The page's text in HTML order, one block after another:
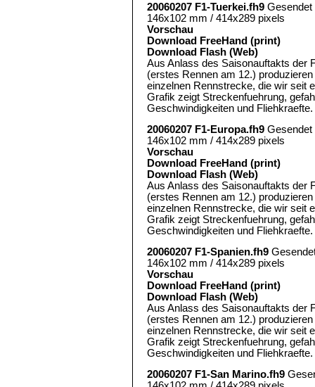
20060207 F1-Tuerkei.fh9 Gesendet
146x102 mm / 414x289 pixels
Vorschau
Download FreeHand (print)
Download Flash (Web)
Aus Anlass des Saisonauftakts der
(erstes Rennen am 12.)
einzelnen Rennstrecke, die wir seit
Grafik zeigt Streckenfuehrung,
Geschwindigkeiten und Fliehkraefte.
20060207 F1-Europa.fh9 Gesendet
146x102 mm / 414x289 pixels
Vorschau
Download FreeHand (print)
Download Flash (Web)
Aus Anlass des Saisonauftakts der
(erstes Rennen am 12.)
einzelnen Rennstrecke, die wir seit
Grafik zeigt Streckenfuehrung,
Geschwindigkeiten und Fliehkraefte.
20060207 F1-Spanien.fh9
146x102 mm / 414x289 pixels
Vorschau
Download FreeHand (print)
Download Flash (Web)
Aus Anlass des Saisonauftakts der
(erstes Rennen am 12.)
einzelnen Rennstrecke, die wir seit
Grafik zeigt Streckenfuehrung,
Geschwindigkeiten und Fliehkraefte.
20060207 F1-San Marino.fh9